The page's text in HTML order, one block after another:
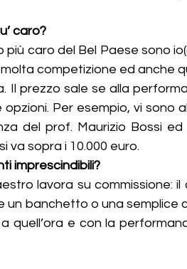
caro?
più caro del Bel Paese sono
molta competizione ed anche
Il prezzo sale se alla
Per esempio, vi sono
del prof. Maurizio Bossi
va sopra i 10.000 euro.
imprescindibili?
lavora su commissione:
un banchetto o una semplice
quell’ora e con la